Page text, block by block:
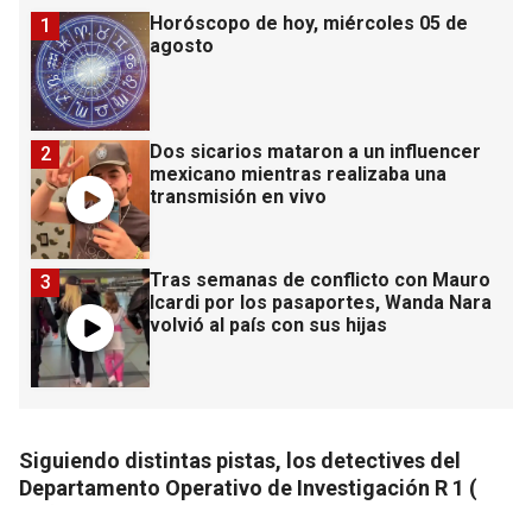
Horóscopo de hoy, miércoles 05 de
agosto
1
Dos sicarios mataron a un influencer
mexicano mientras realizaba una
transmisión en vivo
2
Tras semanas de conflicto con Mauro
Icardi por los pasaportes, Wanda Nara
volvió al país con sus hijas
3
Siguiendo distintas pistas, los detectives del
Departamento Operativo de Investigación R 1 (